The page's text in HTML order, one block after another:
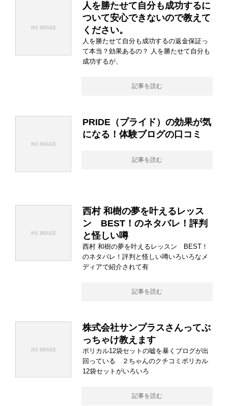
人を勝たせて自分も成功するに
ついて安心できないので教えて
ください。
人を勝たせて自分も成功するの返金保証っ
て本当？効果あるの？ 人を勝たせて自分も
成功するが、
記事を読む
PRIDE（プライド）の効果が気
になる！体験ブログの口コミ
記事を読む
西村 和樹の夢を叶えるレッス
ン BEST！のネタバレ！評判
と怪しい噂
西村 和樹の夢を叶えるレッスン BEST！
のネタバレ！評判と怪しい噂いろいろなメ
ディアで紹介されて有
記事を読む
株式会社サンプラスさんってぶ
っちゃけ教えます
ポリカル12袋セットの嘘を暴くブログが出
回っている ２ちゃんのクチコミポリカル
12袋セットがいろいろ
記事を読む